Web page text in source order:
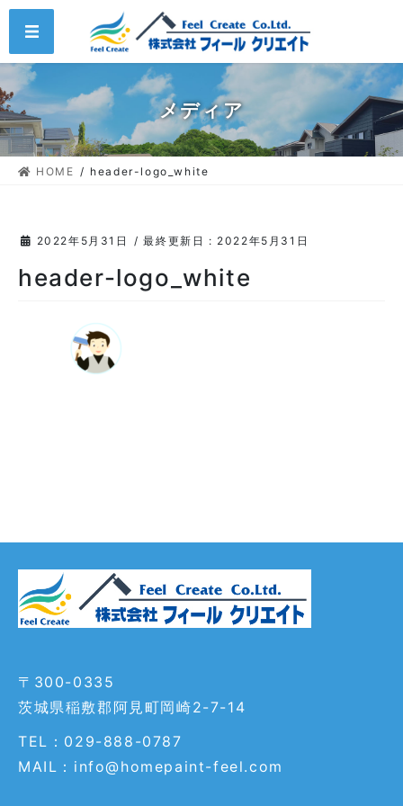
コ
テ
ツ
に
移
動
ナ
ゲ
シ
ョ
ン
に
メディア
HOME header-logo_white
2022年5月31日 / 最終更新日 : 2022年5月31日
header-logo_white
〒300-0335
茨城県稲敷郡阿見町岡崎2-7-14
TEL：029-888-0787
MAIL：info@homepaint-feel.com